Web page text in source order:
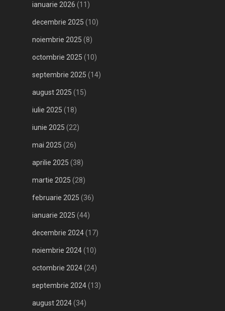
ianuarie 2026 (11)
decembrie 2025 (10)
noiembrie 2025 (8)
octombrie 2025 (10)
septembrie 2025 (14)
august 2025 (15)
iulie 2025 (18)
iunie 2025 (22)
mai 2025 (26)
aprilie 2025 (38)
martie 2025 (28)
februarie 2025 (36)
ianuarie 2025 (44)
decembrie 2024(17)
noiembrie 2024(10)
octombrie 2024(24)
septembrie 2024(13)
august 2024(34)